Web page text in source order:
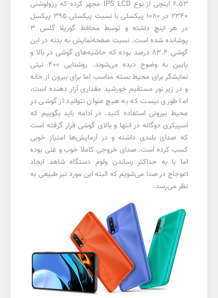
6.53 اینچی از نوع IPS LCD مجهز کرده که رزولوشنی
2340 در 1080 پیکسلی با نسبت پیکسلی 395 پیکسل
در هر اینچ داشته و توسط محافظ گوریلا گلس 3
پوشانده شده است. نسبت صفحه‌نمایش به بدنه در این
گوشی 83.4 درصد بوده که حاشیه‌های گوشی در بالا و
پایین به وضوح دیده می‌شوند. روشنایی 400 نیتی
نمایشگر برای محیط بسته مناسب اما برای بیرون از خانه
و در زیر نور مستقیم خورشید مقداری آزار دهنده است،
اما طوری نیست که به هیچ عنوان نتوانید از گوشی در
محیط بیرونی استفاده کنید. در ادامه باید بگوییم که
اسپیکری دوگانه در انتها و بالای گوشی قرار گرفته است
که صدای بلندی داشته و در آزمایش‌ها امتیاز خوبی
کسب کرده است. صدای خروجی کاملا خوب و غنی بوده
اما با به حداکثر رساندن ولوم دستگاه شاهد ایجاد
اعوجاج در صدا می‌شویم که البته این مورد نیز طبیعی به
نظر می‌رسد.